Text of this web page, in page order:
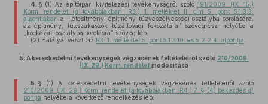
4. § (1) Az építőipari kivitelezési tevékenységről szóló191/2009. (IX. 15.)
Korm. rendelet (a továbbiakban: R3.) 1. melléklet II. cím 5. pont 5.1.3.3.
alpontjában a „létesítmény, építmény tűzveszélyességi osztályba sorolására,
az építmény, tűzszakaszok tűzállósági fokozatára” szövegrész helyébe a
„kockázati osztályba sorolásra” szöveg lép.
(2) Hatályát veszti az R3. 1. melléklet 5. pont 5.1.3.10. és 5.2.2.4. alpontja
5. A kereskedelmi tevékenységek végzésének feltételeiről szóló 210/2009.
(IX. 29.) Korm. rendelet módosítása
5. § (1)
A kereskedelmi tevékenységek végzésének feltételeiről szóló
210/2009. (IX. 29.) Korm. rendelet (a továbbiakban: R4.) 7. § (4) bekezdés d)
pontja helyébe a következő rendelkezés lép: